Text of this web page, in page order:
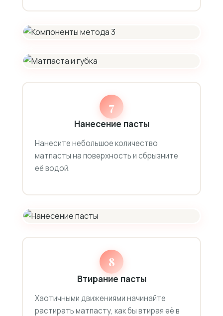
7
Нанесение пасты
Нанесите небольшое количество
матпасты на поверхность и сбрызните
её водой.
8
Втирание пасты
Хаотичными движениями начинайте
растирать матпасту, как бы втирая её в